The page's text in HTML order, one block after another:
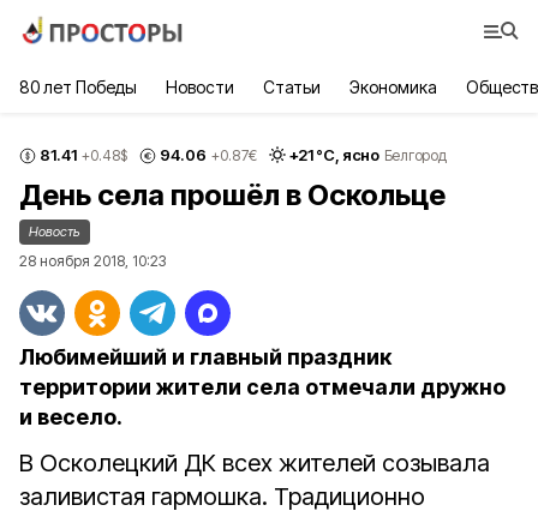
80 лет Победы Новости Статьи Экономика
81.41 +0.48$ 94.06 +0.87€ +21°С, ясно Белгород
День села прошёл в Оскольце
Новость
28 ноября 2018, 10:23
Любимейший и главный праздник
территории жители села отмечали дружно
и весело.
В Осколецкий ДК всех жителей созывала
заливистая гармошка. Традиционно